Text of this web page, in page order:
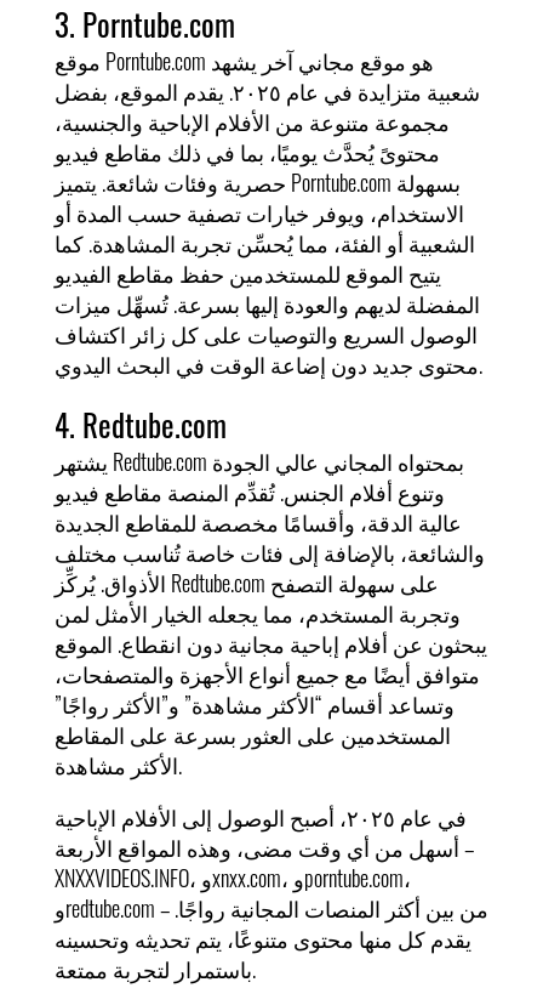
3. Porntube.com
موقع Porntube.com هو موقع مجاني آخر يشهد
شعبية متزايدة في عام ٢٠٢٥. يقدم الموقع، بفضل
مجموعة متنوعة من الأفلام الإباحية والجنسية،
محتوىً يُحدَّث يوميًا، بما في ذلك مقاطع فيديو
حصرية وفئات شائعة. يتميز Porntube.com بسهولة
الاستخدام، ويوفر خيارات تصفية حسب المدة أو
الشعبية أو الفئة، مما يُحسِّن تجربة المشاهدة. كما
يتيح الموقع للمستخدمين حفظ مقاطع الفيديو
المفضلة لديهم والعودة إليها بسرعة. تُسهِّل ميزات
الوصول السريع والتوصيات على كل زائر اكتشاف
محتوى جديد دون إضاعة الوقت في البحث اليدوي.
4. Redtube.com
يشتهر Redtube.com بمحتواه المجاني عالي الجودة
وتنوع أفلام الجنس. تُقدِّم المنصة مقاطع فيديو
عالية الدقة، وأقسامًا مخصصة للمقاطع الجديدة
والشائعة، بالإضافة إلى فئات خاصة تُناسب مختلف
الأذواق. يُركِّز Redtube.com على سهولة التصفح
وتجربة المستخدم، مما يجعله الخيار الأمثل لمن
يبحثون عن أفلام إباحية مجانية دون انقطاع. الموقع
متوافق أيضًا مع جميع أنواع الأجهزة والمتصفحات،
وتساعد أقسام “الأكثر مشاهدة” و”الأكثر رواجًا”
المستخدمين على العثور بسرعة على المقاطع
الأكثر مشاهدة.
في عام ٢٠٢٥، أصبح الوصول إلى الأفلام الإباحية
أسهل من أي وقت مضى، وهذه المواقع الأربعة –
XNXXVIDEOS.INFO، وxnxx.com، وporntube.com،
وredtube.com – من بين أكثر المنصات المجانية رواجًا.
يقدم كل منها محتوى متنوعًا، يتم تحديثه وتحسينه
باستمرار لتجربة ممتعة.